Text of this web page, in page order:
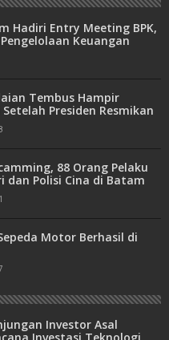
Hadiri Entry Meeting BPK,
Keuangan
Tembus Hampir
Presiden Resmikan
88 Orang Pelaku
dan Polisi Cina di Batam
Motor Berhasil di
Investor Asal
Investasi Teknologi